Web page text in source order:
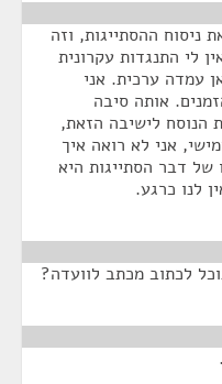
ניסוח ההסתייגות, וזה
לי התנגדות עקרונית
עמדה ערכית. אני
אותה סיבה
הנוסח לישיבה הזאת,
אני לא רואה איך
של דבר הסתייגות היא
לנו כרגע.
לכתוב מכתב לוועדה?